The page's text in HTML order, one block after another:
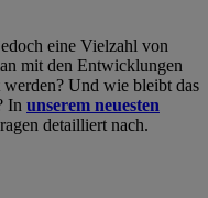
eine Vielzahl von
mit den Entwicklungen
Und wie bleibt das
In unserem neuesten
detailliert nach.